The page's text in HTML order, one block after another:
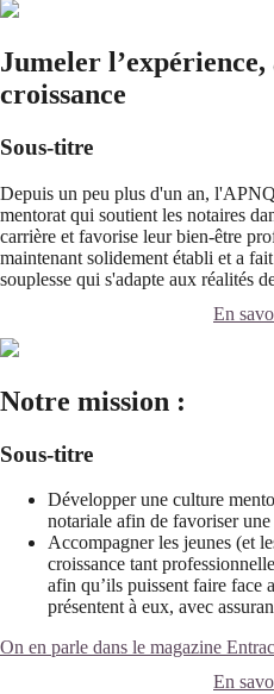
Jumeler
croissance
Sous-titre
Depuis un peu plus d'un an,
mentorat qui soutient les notaires
carrière et favorise leur bien-être
maintenant solidement établi et a
souplesse qui s'adapte aux réalités
En
Notre mission :
Sous-titre
Développer une culture
notariale afin de favoriser
Accompagner les jeunes (et
croissance tant
afin qu’ils puissent faire face
présentent à eux, avec
On en parle dans le magazine
En